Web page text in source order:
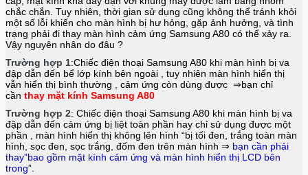
chắc chắn. Tuy nhiên, thời gian sử dụng cũng không thể tránh khỏi
một số lỗi khiến cho màn hình bị hư hỏng, gặp ảnh hưởng, và tình
trạng phải đi thay màn hình cảm ứng Samsung A80 có thể xảy ra.
Vậy nguyên nhân do đâu ?
Trường hợp 1:Chiếc điện thoại Samsung A80 khi màn hình bị va
đập dẫn đến bể lớp kính bên ngoài , tuy nhiên màn hình hiển thị
vẫn hiển thị bình thường , cảm ứng còn dùng được ⇒bạn chỉ
cần thay mặt kính Samsung A80
Trường hợp 2: Chiếc điện thoại Samsung A80 khi màn hình bị va
đập dẫn đến cảm ứng bị liệt toàn phần hay chỉ sử dụng được một
phần , màn hình hiển thị không lên hình “bị tối đen, trắng toàn màn
hình, sọc đen, sọc trắng, đốm đen trên màn hình ⇒ bạn cần phải
thay”bao gồm mặt kính cảm ứng và màn hình hiển thị LCD bên
trong”.